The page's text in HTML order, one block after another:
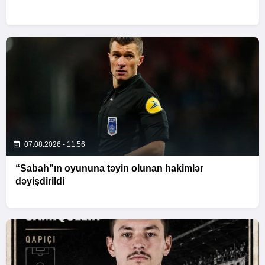
07.08.2026 - 11:56
“Sabah”ın oyununa təyin olunan hakimlər
dəyişdirildi